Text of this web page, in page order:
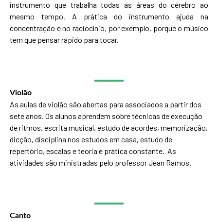
instrumento que trabalha todas as áreas do cérebro ao
mesmo tempo. A prática do instrumento ajuda na
concentração e no raciocínio, por exemplo, porque o músico
tem que pensar rápido para tocar.
Violão
As aulas de violão são abertas para associados a partir dos
sete anos. Os alunos aprendem sobre técnicas de execução
de ritmos, escrita musical, estudo de acordes, memorização,
dicção, disciplina nos estudos em casa, estudo de
repertório, escalas e teoria e prática constante. As
atividades são ministradas pelo professor Jean Ramos.
Canto